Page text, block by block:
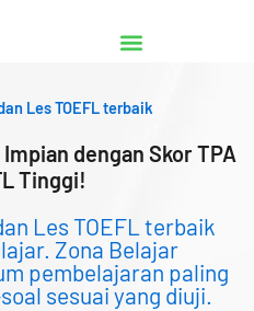
Les TOEFL terbaik
dengan Skor TPA
Tinggi!
Les TOEFL terbaik
Zona Belajar
pembelajaran paling
sesuai yang diuji.